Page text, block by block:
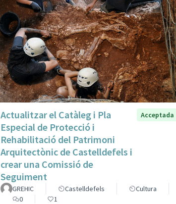
Actualitzar el Catàleg i Pla
Especial de Protecció i
Rehabilitació del Patrimoni
Arquitectònic de Castelldefels i
crear una Comissió de
Seguiment
Acceptada
GREHIC Castelldefels
Cultura
0
1